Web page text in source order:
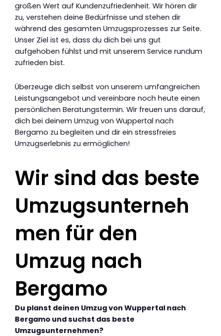
großen Wert auf Kundenzufriedenheit. Wir hören dir
zu, verstehen deine Bedürfnisse und stehen dir
während des gesamten Umzugsprozesses zur Seite.
Unser Ziel ist es, dass du dich bei uns gut
aufgehoben fühlst und mit unserem Service rundum
zufrieden bist.
Überzeuge dich selbst von unserem umfangreichen
Leistungsangebot und vereinbare noch heute einen
persönlichen Beratungstermin. Wir freuen uns darauf,
dich bei deinem Umzug von Wuppertal nach
Bergamo zu begleiten und dir ein stressfreies
Umzugserlebnis zu ermöglichen!
Wir sind das beste
Umzugsunterneh
men für den
Umzug nach
Bergamo
Du planst deinen Umzug von Wuppertal nach
Bergamo und suchst das beste
Umzugsunternehmen?